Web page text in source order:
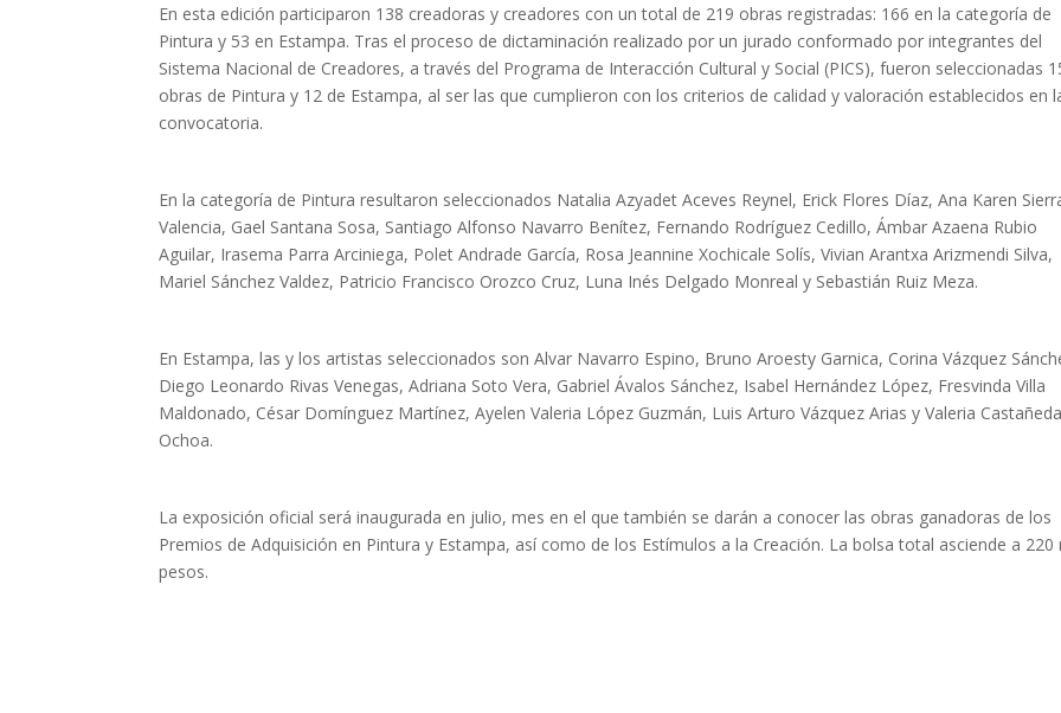
En esta edición participaron 138 creadoras y creadores con un total de 219 obras registradas: 166 en la categoría de
Pintura y 53 en Estampa. Tras el proceso de dictaminación realizado por un jurado conformado por integrantes del
Sistema Nacional de Creadores, a través del Programa de Interacción Cultural y Social (PICS), fueron seleccionadas
obras de Pintura y 12 de Estampa, al ser las que cumplieron con los criterios de calidad y valoración establecidos en
convocatoria.
En la categoría de Pintura resultaron seleccionados Natalia Azyadet Aceves Reynel, Erick Flores Díaz, Ana Karen
Valencia, Gael Santana Sosa, Santiago Alfonso Navarro Benítez, Fernando Rodríguez Cedillo, Ámbar Azaena Rubio
Aguilar, Irasema Parra Arciniega, Polet Andrade García, Rosa Jeannine Xochicale Solís, Vivian Arantxa Arizmendi Silva,
Mariel Sánchez Valdez, Patricio Francisco Orozco Cruz, Luna Inés Delgado Monreal y Sebastián Ruiz Meza.
En Estampa, las y los artistas seleccionados son Alvar Navarro Espino, Bruno Aroesty Garnica, Corina Vázquez
Diego Leonardo Rivas Venegas, Adriana Soto Vera, Gabriel Ávalos Sánchez, Isabel Hernández López, Fresvinda Villa
Maldonado, César Domínguez Martínez, Ayelen Valeria López Guzmán, Luis Arturo Vázquez Arias y Valeria Castañeda
Ochoa.
La exposición oficial será inaugurada en julio, mes en el que también se darán a conocer las obras ganadoras de los
Premios de Adquisición en Pintura y Estampa, así como de los Estímulos a la Creación. La bolsa total asciende a 220
pesos.